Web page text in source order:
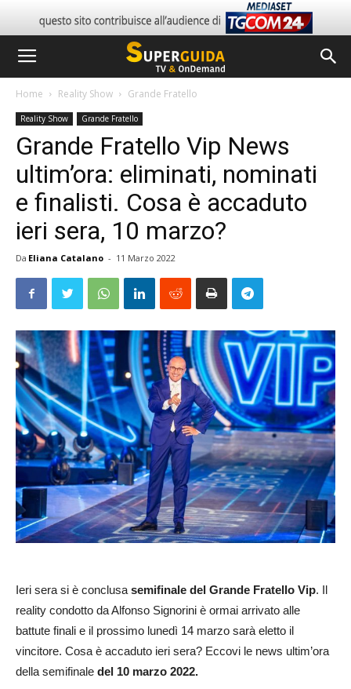
Home Reality Show Grande Fratello
Reality Show Grande Fratello
Grande Fratello Vip News
ultim’ora: eliminati, nominati
e finalisti. Cosa è accaduto
ieri sera, 10 marzo?
Da Eliana Catalano - 11 Marzo 2022
Ieri sera si è conclusa semifinale del Grande Fratello Vip. Il
reality condotto da Alfonso Signorini è ormai arrivato alle
battute finali e il prossimo lunedì 14 marzo sarà eletto il
vincitore. Cosa è accaduto ieri sera? Eccovi le news ultim’ora
della semifinale del 10 marzo 2022.